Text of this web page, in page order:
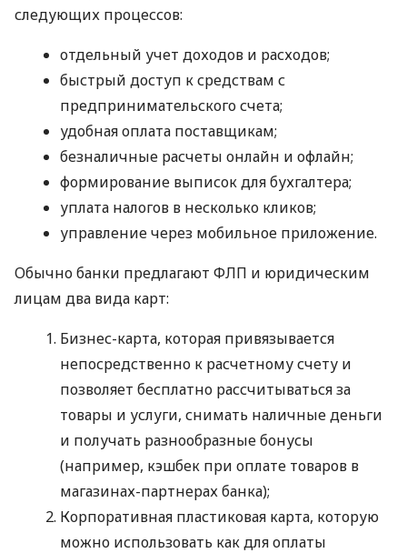
следующих процессов:
отдельный учет доходов и расходов;
быстрый доступ к средствам с
предпринимательского счета;
удобная оплата поставщикам;
безналичные расчеты онлайн и офлайн;
формирование выписок для бухгалтера;
уплата налогов в несколько кликов;
управление через мобильное приложение.
Обычно банки предлагают ФЛП и юридическим
лицам два вида карт:
Бизнес-карта, которая привязывается
непосредственно к расчетному счету и
позволяет бесплатно рассчитываться за
товары и услуги, снимать наличные деньги
и получать разнообразные бонусы
(например, кэшбек при оплате товаров в
магазинах-партнерах банка);
Корпоративная пластиковая карта, которую
можно использовать как для оплаты